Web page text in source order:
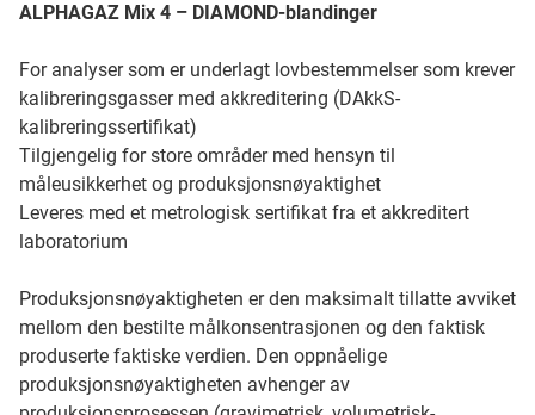
ALPHAGAZ Mix 4 – DIAMOND-blandinger
For analyser som er underlagt lovbestemmelser som krever
kalibreringsgasser med akkreditering (DAkkS-
kalibreringssertifikat)
Tilgjengelig for store områder med hensyn til
måleusikkerhet og produksjonsnøyaktighet
Leveres med et metrologisk sertifikat fra et akkreditert
laboratorium
Produksjonsnøyaktigheten er den maksimalt tillatte avviket
mellom den bestilte målkonsentrasjonen og den faktisk
produserte faktiske verdien. Den oppnåelige
produksjonsnøyaktigheten avhenger av